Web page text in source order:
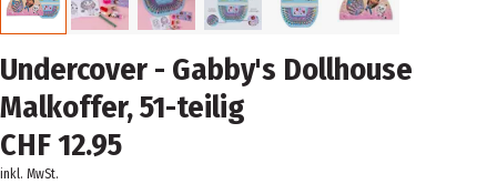
Undercover - Gabby's Dollhouse
Malkoffer, 51-teilig
CHF 12.95
inkl. MwSt.